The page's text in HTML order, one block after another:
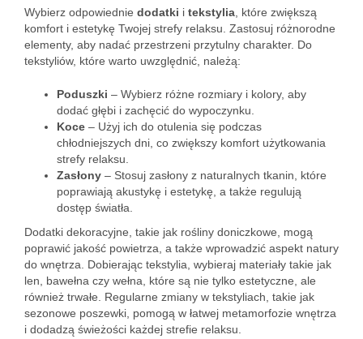
Wybierz odpowiednie dodatki i tekstylia , które zwiększą
komfort i estetykę Twojej strefy relaksu. Zastosuj różnorodne
elementy, aby nadać przestrzeni przytulny charakter. Do
tekstyliów, które warto uwzględnić, należą:
Poduszki – Wybierz różne rozmiary i kolory, aby
dodać głębi i zachęcić do wypoczynku.
Koce – Użyj ich do otulenia się podczas
chłodniejszych dni, co zwiększy komfort użytkowania
strefy relaksu.
Zasłony – Stosuj zasłony z naturalnych tkanin, które
poprawiają akustykę i estetykę, a także regulują
dostęp światła.
Dodatki dekoracyjne, takie jak rośliny doniczkowe, mogą
poprawić jakość powietrza, a także wprowadzić aspekt natury
do wnętrza. Dobierając tekstylia, wybieraj materiały takie jak
len, bawełna czy wełna, które są nie tylko estetyczne, ale
również trwałe. Regularne zmiany w tekstyliach, takie jak
sezonowe poszewki, pomogą w łatwej metamorfozie wnętrza
i dodadzą świeżości każdej strefie relaksu.